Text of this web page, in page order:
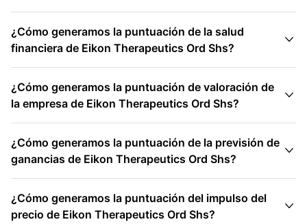
¿Cómo generamos la puntuación de la salud
financiera de Eikon Therapeutics Ord Shs?

¿Cómo generamos la puntuación de valoración de
la empresa de Eikon Therapeutics Ord Shs?

¿Cómo generamos la puntuación de la previsión de
ganancias de Eikon Therapeutics Ord Shs?

¿Cómo generamos la puntuación del impulso del
precio de Eikon Therapeutics Ord Shs?
